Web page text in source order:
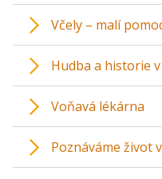
Včely – malí
Hudba a historie
Voňavá lékárna
Poznáváme život